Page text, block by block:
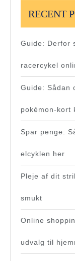
RECENT
Guide: Derfor
racercykel
Guide: Sådan
pokémon-kort
Spar penge:
elcyklen her
Pleje af dit
smukt
Online
udvalg til